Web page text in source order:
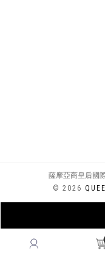
薩摩亞商皇后國
© 2026